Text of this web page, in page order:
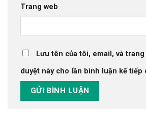
Trang web
Lưu tên của tôi, email, và
duyệt này cho lần bình luận kế tiếp